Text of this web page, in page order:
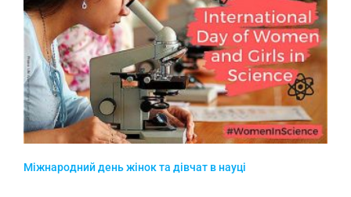
Міжнародний день жінок та дівчат в науці